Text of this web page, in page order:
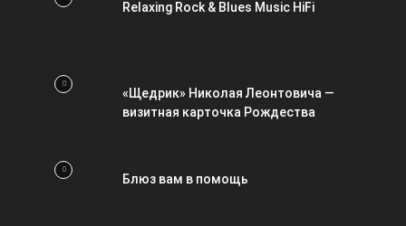
Relaxing Rock & Blues Music HiFi
«Щедрик» Николая Леонтовича —
визитная карточка Рождества
Блюз вам в помощь